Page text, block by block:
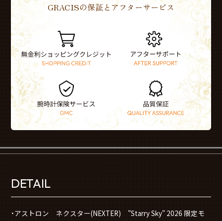
GRACISの保証とアフターサービス
DETAIL
・アストロン ネクスター(NEXTER) "Starry Sky" 2026 限定モ